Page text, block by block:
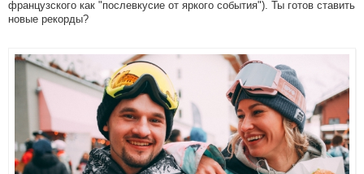
французского как "послевкусие от яркого события"). Ты готов ставить
новые рекорды?